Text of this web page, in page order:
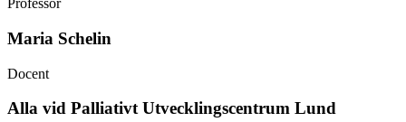
Professor
Maria Schelin
Docent
Alla vid Palliativt Utvecklingscentrum Lund